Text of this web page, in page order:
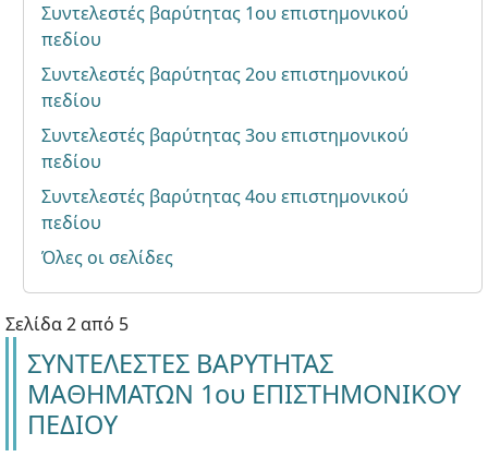
Συντελεστές βαρύτητας 1ου επιστημονικού
πεδίου
Συντελεστές βαρύτητας 2ου επιστημονικού
πεδίου
Συντελεστές βαρύτητας 3ου επιστημονικού
πεδίου
Συντελεστές βαρύτητας 4ου επιστημονικού
πεδίου
Όλες οι σελίδες
Σελίδα 2 από 5
ΣΥΝΤΕΛΕΣΤΕΣ ΒΑΡΥΤΗΤΑΣ
ΜΑΘΗΜΑΤΩΝ 1ου ΕΠΙΣΤΗΜΟΝΙΚΟΥ
ΠΕΔΙΟΥ